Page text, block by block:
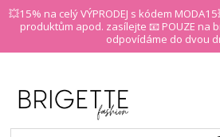
💥15% na celý VÝPRODEJ s kódem
produktům apod. zasílejte 📧 POUZE na
odpovídáme do dvou